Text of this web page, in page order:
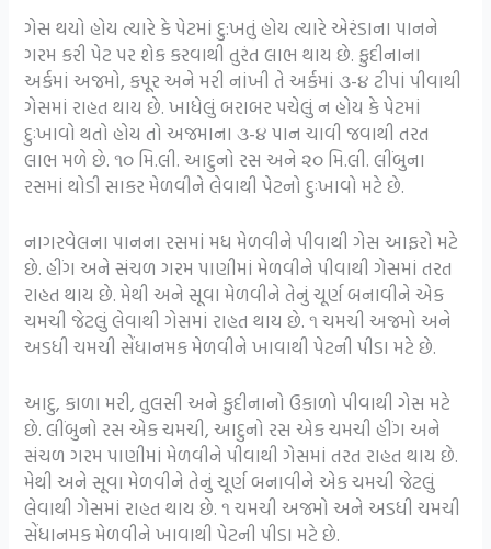
ગેસ થયો હોય ત્યારે કે પેટમાં દુ:ખતું હોય ત્યારે એરંડાના પાનને
ગરમ કરી પેટ પર શેક કરવાથી તુરંત લાભ થાય છે. ફુદીનાના
અર્કમાં અજમો, કપૂર અને મરી નાંખી તેઅર્કમાં ૩-૪ ટીપાં પીવાથી
ગેસમાં રાહત થાય છે. ખાધેલું બરાબર પચેલું ન હોય કે પેટમાં
દુઃખાવો થતોહોય તો અજમાના ૩-૪ પાન ચાવી જવાથી તરત
લાભ મળે છે. ૧૦ મિ.લી. આદુનો રસ અને ૨૦ મિ.લી. લીંબુના
રસમાં થોડી સાકર મેળવીને લેવાથી પેટનો દુઃખાવો મટે છે.
નાગરવેલના પાનના રસમાં મધ મેળવીને પીવાથી ગેસઆફરો મટે
છે.હીંગ અને સંચળ ગરમ પાણીમાં મેળવીને પીવાથીગેસમાં તરત
રાહત થાય છે.મેથી અને સૂવા મેળવીને તેનું ચૂર્ણ બનાવીને એક
ચમચીજેટલું લેવાથી ગેસમાં રાહત થાય છે.૧ ચમચી અજમો અને
અડધી ચમચી સેંધાનમક મેળવીને ખાવાથી પેટની પીડા મટે છે.
આદુ, કાળા મરી, તુલસી અને ફુદીનાનો ઉકાળો પીવાથી ગેસ મટે
છે.લીંબુનો રસ એક ચમચી, આદુનો રસ એક ચમચીહીંગ અને
સંચળ ગરમ પાણીમાં મેળવીને પીવાથીગેસમાં તરત રાહત થાય છે.
મેથી અને સૂવા મેળવીને તેનું ચૂર્ણ બનાવીને એક ચમચીજેટલું
લેવાથી ગેસમાં રાહત થાય છે.૧ ચમચી અજમો અને અડધી ચમચી
સેંધાનમક મેળવીને ખાવાથી પેટની પીડા મટે છે.